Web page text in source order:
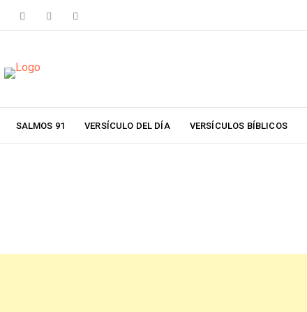
SALMOS 91 VERSÍCULO DEL DÍA VERSÍCULOS BÍBLICOS